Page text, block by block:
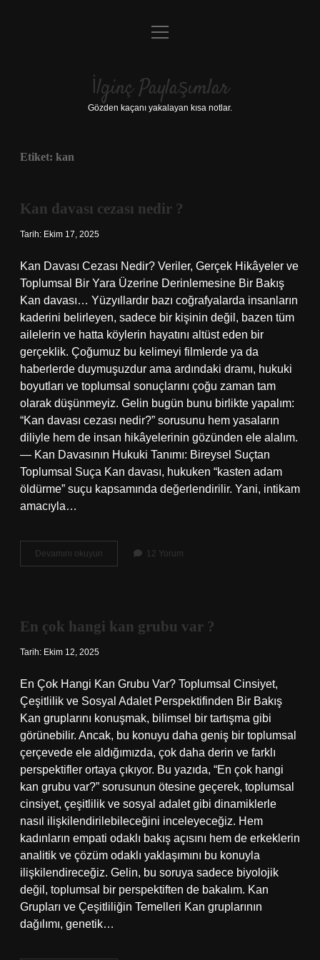
Anasayfa
Yasal Uyarı
menüyü
İlginç Paylaşımlar
Gözden kaçanı yakalayan kısa notlar.
Etiket: kan
Kan davası cezası nedir ?
Tarih: Ekim 17, 2025
Kan Davası Cezası Nedir? Veriler, Gerçek Hikâyeler ve
Toplumsal Bir Yara Üzerine Derinlemesine Bir Bakış
Kan davası… Yüzyıllardır bazı coğrafyalarda insanların
kaderini belirleyen, sadece bir kişinin değil, bazen tüm
ailelerin ve hatta köylerin hayatını altüst eden bir
gerçeklik. Çoğumuz bu kelimeyi filmlerde ya da
haberlerde duymuşuzdur ama ardındaki dramı, hukuki
boyutları ve toplumsal sonuçlarını çoğu zaman tam
olarak düşünmeyiz. Gelin bugün bunu birlikte yapalım:
“Kan davası cezası nedir?” sorusunu hem yasaların
diliyle hem de insan hikâyelerinin gözünden ele alalım.
— Kan Davasının Hukuki Tanımı: Bireysel Suçtan
Toplumsal Suça Kan davası, hukuken “kasten adam
öldürme” suçu kapsamında değerlendirilir. Yani, intikam
amacıyla…
Devamını okuyun
davası
12 Yorum
En çok hangi kan grubu var ?
Tarih: Ekim 12, 2025
En Çok Hangi Kan Grubu Var? Toplumsal Cinsiyet,
Çeşitlilik ve Sosyal Adalet Perspektifinden Bir Bakış
Kan gruplarını konuşmak, bilimsel bir tartışma gibi
görünebilir. Ancak, bu konuyu daha geniş bir toplumsal
çerçevede ele aldığımızda, çok daha derin ve farklı
perspektifler ortaya çıkıyor. Bu yazıda, “En çok hangi
kan grubu var?” sorusunun ötesine geçerek, toplumsal
cinsiyet, çeşitlilik ve sosyal adalet gibi dinamiklerle
nasıl ilişkilendirilebileceğini inceleyeceğiz. Hem
kadınların empati odaklı bakış açısını hem de erkeklerin
analitik ve çözüm odaklı yaklaşımını bu konuyla
ilişkilendireceğiz. Gelin, bu soruya sadece biyolojik
değil, toplumsal bir perspektiften de bakalım. Kan
Grupları ve Çeşitliliğin Temelleri Kan gruplarının
dağılımı, genetik…